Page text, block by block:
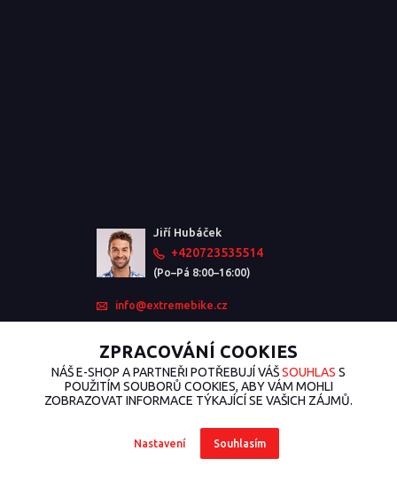
Jiří Hubáček
+420723535514
(Po–Pá 8:00–16:00)
info@extremebike.cz
ZPRACOVÁNÍ COOKIES
NÁŠ E-SHOP A PARTNEŘI POTŘEBUJÍ VÁŠSOUHLAS S
POUŽITÍM SOUBORŮ COOKIES, ABY VÁM MOHLI
ZOBRAZOVAT INFORMACE TÝKAJÍCÍ SE VAŠICH ZÁJMŮ.
Nastavení Souhlasím